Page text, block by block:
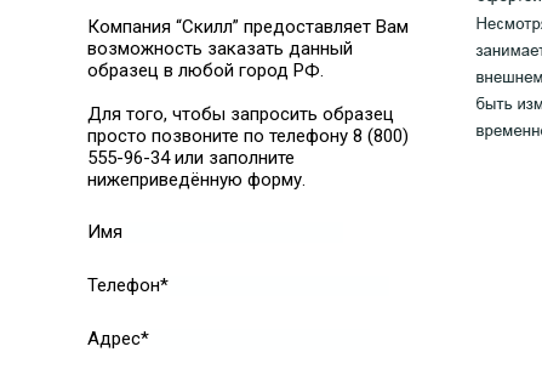
Компания “Скилл” предоставляет Вам
возможность заказать данный
образец в любой город РФ.
Для того, чтобы запросить образец
просто позвоните по телефону 8 (800)
555-96-34 или заполните
нижеприведённую форму.
Имя
Телефон*
Адрес*